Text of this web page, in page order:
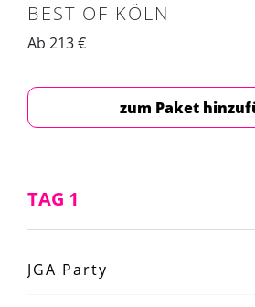
BEST OF KÖLN
Ab 213 €
zum Paket
TAG 1
JGA Party